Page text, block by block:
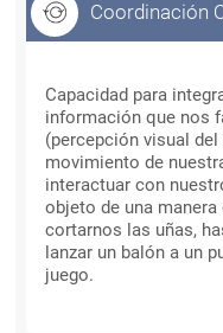
Coordinación
Capacidad para
información que nos
(percepción visual
movimiento de
interactuar con
objeto de una
cortarnos las uñas,
lanzar un balón a un
juego.